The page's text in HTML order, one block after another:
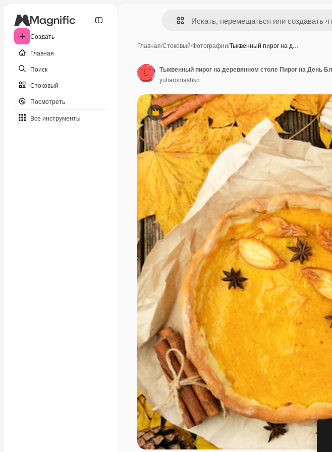
Создать
Главная
Поиск
Стоковый
Посмотреть
Все инструменты
Главная/Стоковый/Фотографии/Тыквенный пирог на д…
Премиум
yuliaromashko